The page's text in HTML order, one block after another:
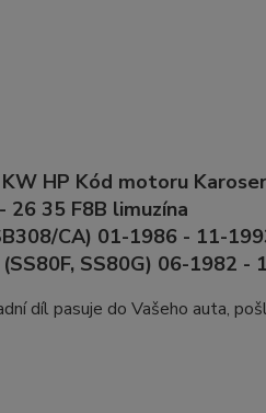
HP Kód motoru
26 35 F8B limuzína
CA) 01-1986 - 11-
SS80G) 06-1982
díl pasuje do Vašeho auta,